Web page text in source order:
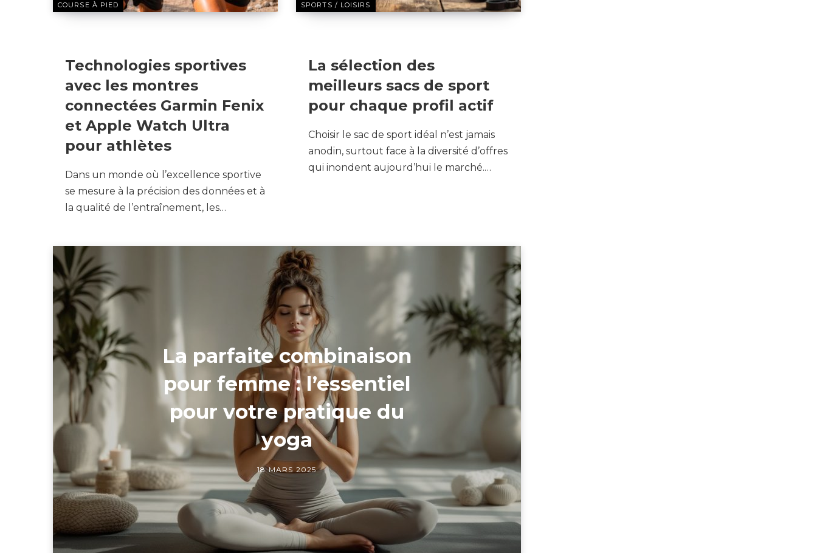
COURSE À PIED
Technologies sportives
avec les montres
connectées Garmin Fenix
et Apple Watch Ultra
pour athlètes
Dans un monde où l’excellence sportive
se mesure à la précision des données et à
la qualité de l’entraînement, les…
SPORTS / LOISIRS
La sélection des
meilleurs sacs de sport
pour chaque profil actif
Choisir le sac de sport idéal n’est jamais
anodin, surtout face à la diversité d’offres
qui inondent aujourd’hui le marché.…
La parfaite combinaison
pour femme : l’essentiel
pour votre pratique du
yoga
18 MARS 2025